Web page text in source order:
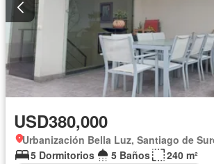
USD380,000
Urbanización Bella Luz, Santiago de
5 Dormitorios
5 Baños
240 m²